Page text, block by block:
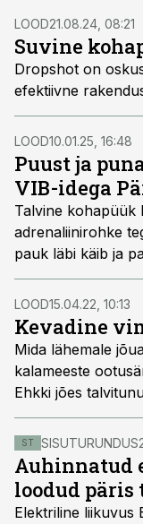
LOOD21.08.24, 08:21
Suvine
Dropshot on
efektiivne
LOOD10.01.25, 16:48
Puust ja
VIB-idega
Talvine kohapüük
adrenaliinirohke
pauk läbi käib ja
niivõrd võimas
veel. Pärnus
VIB-lantidega.
kohapüügi
LOOD15.04.22, 10:13
Kevadine
Mida lähemale
kalameeste
Ehkki jões
saab reeglina ka
aeg vimmapüügiks
mõnusasti
kevadrohelust
kudema pressib.
ST SISUTURUNDUS
Auhinnatud
loodud päris
Elektriline liikuvus